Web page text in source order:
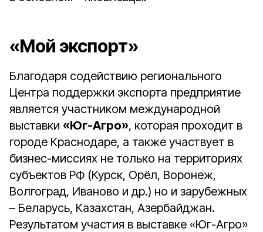
«Мой экспорт»
Благодаря содействию регионального
Центра поддержки экспорта предприятие
является участником международной
выставки «Юг-Агро», которая проходит в
городе Краснодаре, а также участвует в
бизнес-миссиях не только на территориях
субъектов РФ (Курск, Орёл, Воронеж,
Волгоград, Иваново и др.) но и зарубежных
– Беларусь, Казахстан, Азербайджан.
Результатом участия в выставке «Юг-Агро»